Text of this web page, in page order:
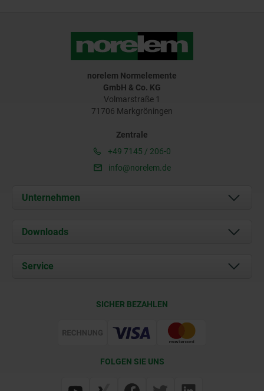
norelem Normelemente
GmbH & Co. KG
Volmarstraße 1
71706 Markgröningen
Zentrale
+49 7145 / 206-0
info@norelem.de
Unternehmen
Über uns
Karriere
Downloads
Dokumente
Service
Web Support
SICHER BEZAHLEN
FOLGEN SIE UNS